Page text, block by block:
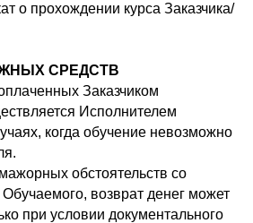
о прохождении курса Заказчика/
СРЕДСТВ
Заказчиком
Исполнителем
когда обучение невозможно
обстоятельств со
возврат денег может
при условии документального